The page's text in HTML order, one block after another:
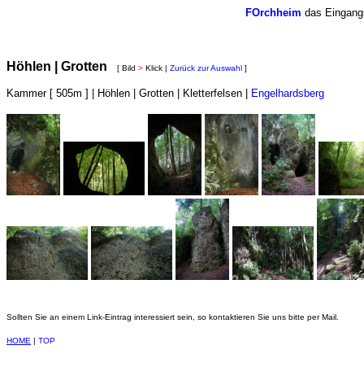
FOrchheim das
Höhlen | Grotten [ Bild > Klick | Zurück zur Auswahl ]
Kammer [ 505m ] | Höhlen | Grotten | Kletterfelsen | Engelhardsberg
Sollten Sie an einem Link-Eintrag interessiert sein, so kontaktieren Sie uns bitte per Mail.
HOME | TOP